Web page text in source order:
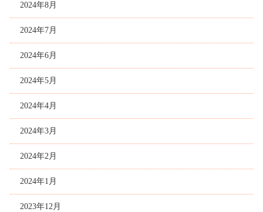
2024年8月
2024年7月
2024年6月
2024年5月
2024年4月
2024年3月
2024年2月
2024年1月
2023年12月